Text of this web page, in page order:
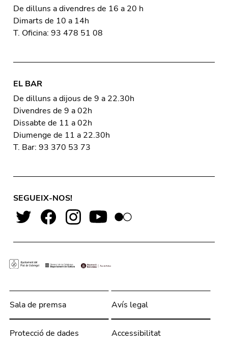
De dilluns a divendres de 16 a 20 h
Dimarts de 10 a 14h
T. Oficina: 93 478 51 08
EL BAR
De dilluns a dijous de 9 a 22.30h
Divendres de 9 a 02h
Dissabte de 11 a 02h
Diumenge de 11 a 22.30h
T. Bar: 93 370 53 73
SEGUEIX-NOS!
Sala de premsa Avís legal
Protecció de dades Accessibilitat